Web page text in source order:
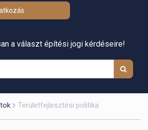
a választ építési jogi kérdéseire!
Területfejlesztési politika